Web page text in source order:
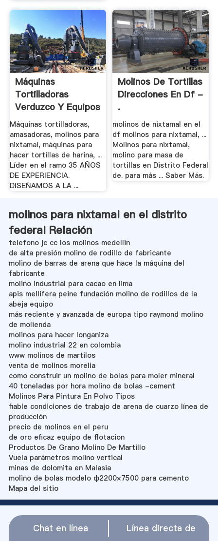
Máquinas
Tortilladoras
Verduzco Y Equipos
Para La ...
Máquinas tortilladoras,
amasadoras, molinos para
nixtamal, máquinas para
hacer tortillas de harina, ...
Líder en el ramo 35 AÑOS
DE EXPERIENCIA.
DISEÑAMOS A LA ...
Molinos De Tortillas
Direcciones En Df -
.
molinos de nixtamal en el
df molinos para nixtamal, ...
Molinos para nixtamal,
molino para masa de
tortillas en Distrito Federal
de. para más ... Saber Más.
molinos para nixtamal en el distrito
federal Relación
telefono jc cc los molinos medellin
de alta presión molino de rodillo de fabricante
molino de barras de arena que hace la máquina del
fabricante
molino industrial para cacao en lima
apis mellifera peine fundación molino de rodillos de la
abeja equipo
más reciente y avanzada de europa tipo raymond molino
de molienda
molinos para hacer longaniza
molino industrial 22 en colombia
www molinos de martilos
venta de molinos morelia
como construir un molino de bolas para moler mineral
40 toneladas por hora molino de bolas -cement
Molinos Para Pintura En Polvo Tipos
fiable condiciones de trabajo de arena de cuarzo línea de
producción
precio de molinos en el peru
de oro eficaz equipo de flotacion
Productos De Grano Molino De Martillo
Vuela parámetros molino vertical
minas de dolomita en Malasia
molino de bolas modelo ф2200×7500 para cemento
Mapa del sitio
Chat en línea
Línea directa de